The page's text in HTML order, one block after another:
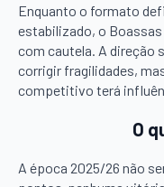
Enquanto o formato
estabilizado, o
com cautela. A direção
corrigir fragilidades,
competitivo terá
O
A época 2025/26 não